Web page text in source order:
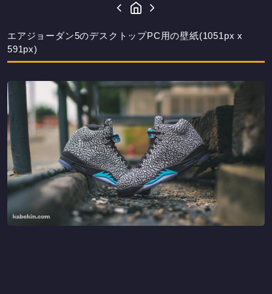
エアジョーダン5のデスクトップPC用の壁紙(1051px x
591px)